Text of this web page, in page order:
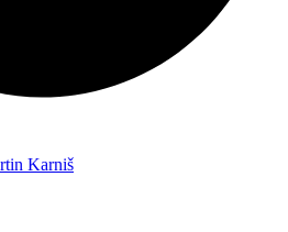
Karniš